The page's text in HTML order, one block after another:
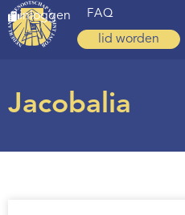
inloggen FAQ
lid worden
Zoeken
Jacobalia